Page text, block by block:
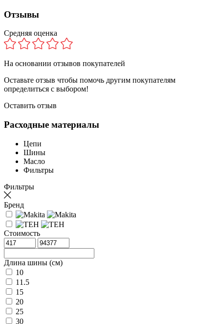
Отзывы
Средняя оценка
На основании отзывов покупателей
Оставьте отзыв чтобы помочь другим покупателям
определиться с выбором!
Оставить отзыв
Расходные материалы
Цепи
Шины
Масло
Фильтры
Фильтры
Бренд
Стоимость
Длина шины (см)
10
11.5
15
20
25
30